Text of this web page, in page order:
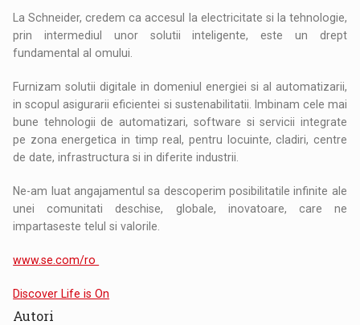
La Schneider, credem ca accesul la electricitate si la tehnologie,
prin intermediul unor solutii inteligente, este un drept
fundamental al omului.
Furnizam solutii digitale in domeniul energiei si al automatizarii,
in scopul asigurarii eficientei si sustenabilitatii. Imbinam cele mai
bune tehnologii de automatizari, software si servicii integrate
pe zona energetica in timp real, pentru locuinte, cladiri, centre
de date, infrastructura si in diferite industrii.
Ne-am luat angajamentul sa descoperim posibilitatile infinite ale
unei comunitati deschise, globale, inovatoare, care ne
impartaseste telul si valorile.
www.se.com/ro
Discover Life is On
Autori